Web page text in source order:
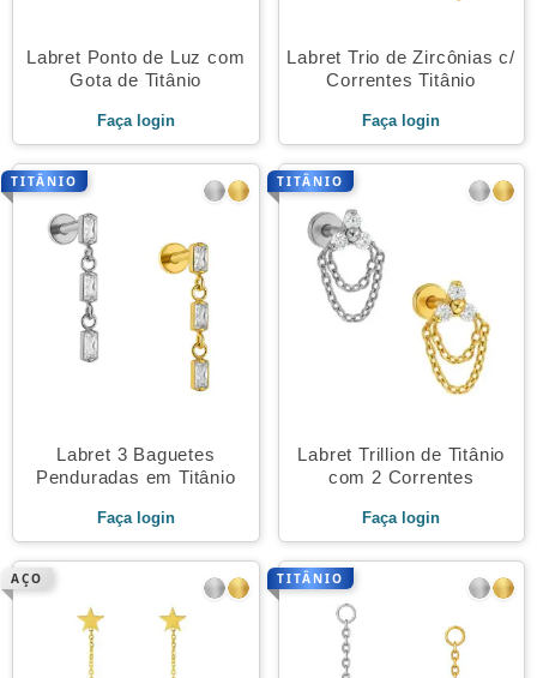
Labret Ponto de Luz com
Gota de Titânio
Faça login
Labret Trio de Zircônias c/
Correntes Titânio
Faça login
TITÂNIO
Labret 3 Baguetes
Penduradas em Titânio
Faça login
TITÂNIO
Labret Trillion de Titânio
com 2 Correntes
Faça login
AÇO TITÂNIO